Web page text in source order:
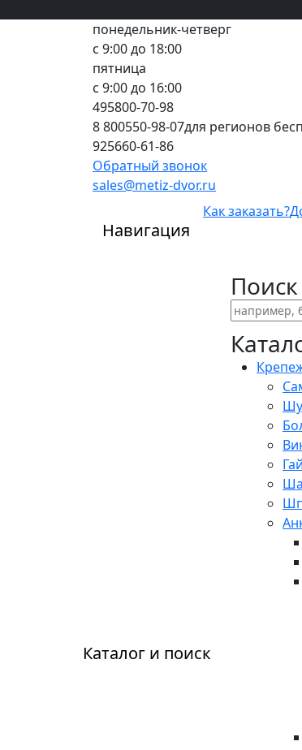
понедельник-четверг
с 9:00 до 18:00
пятница
с 9:00 до 16:00
495800-70-98
8 800550-98-07для регионов
925660-61-86
Обратный звонок
sales@metiz-dvor.ru
Навигация
Как заказать?
Каталог и поиск
Поиск